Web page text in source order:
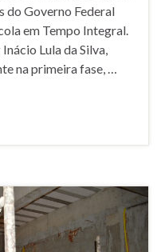
do Governo Federal
em Tempo Integral.
Lula da Silva,
na primeira fase, …